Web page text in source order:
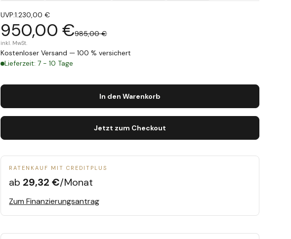
UVP:1.230,00 €
950,00 €985,00 €
inkl. MwSt.
Kostenloser Versand — 100 % versichert
Lieferzeit: 7 - 10 Tage
In den Warenkorb
Jetzt zum Checkout
RATENKAUF MIT CREDITPLUS
ab 29,32 €/Monat
Zum Finanzierungsantrag